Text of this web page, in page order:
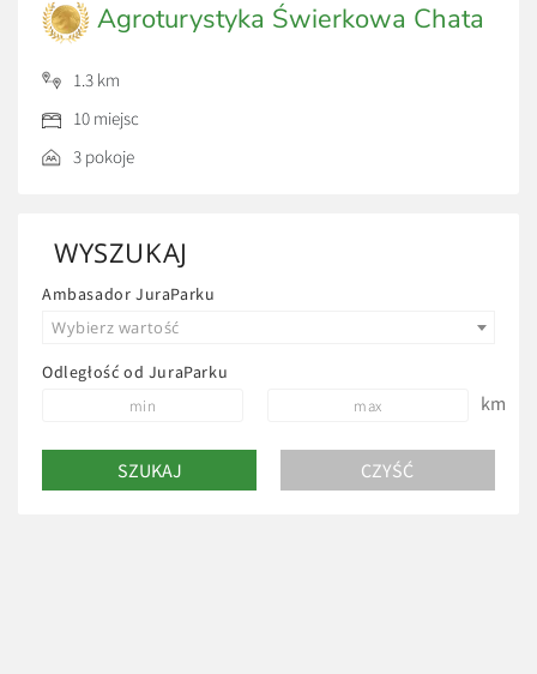
Agroturystyka Świerkowa Chata
1.3 km
10 miejsc
3 pokoje
WYSZUKAJ
Ambasador JuraParku
Wybierz wartość
Odległość od JuraParku
km